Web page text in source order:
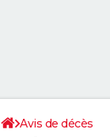
Avis de décès